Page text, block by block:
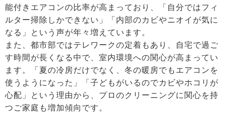
能付きエアコンの比率が高まっており、「自分ではフィ
ルター掃除しかできない」「内部のカビやニオイが気に
なる」という声が年々増えています。
また、都市部ではテレワークの定着もあり、自宅で過ご
す時間が長くなる中で、室内環境への関心が高まってい
ます。「夏の冷房だけでなく、冬の暖房でもエアコンを
使うようになった」「子どもがいるのでカビやホコリが
心配」という理由から、プロのクリーニングに関心を持
つご家庭も増加傾向です。